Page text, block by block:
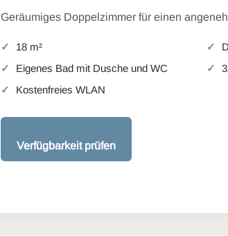
Geräumiges Doppelzimmer für einen
18 m²
Eigenes Bad mit Dusche und WC
Kostenfreies WLAN
Verfügbarkeit prüfen